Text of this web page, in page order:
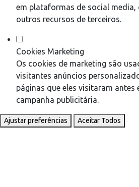
em plataformas de social media,
outros recursos de terceiros.
Cookies Marketing
Os cookies de marketing são
visitantes anúncios
páginas que eles visitaram antes
campanha publicitária.
Ajustar preferências Aceitar Todos